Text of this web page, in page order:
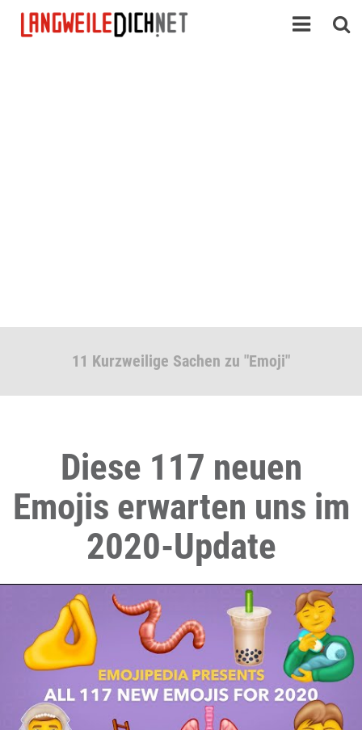
11 Kurzweilige Sachen zu "Emoji"
Diese 117 neuen
Emojis erwarten uns im
2020-Update